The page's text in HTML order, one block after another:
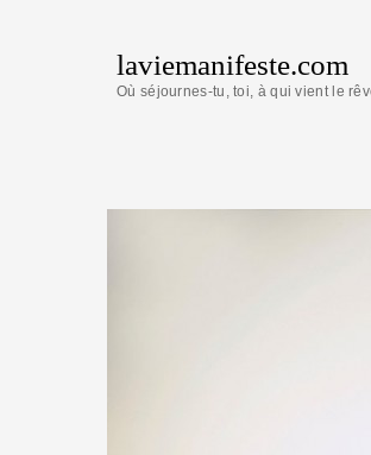
laviemanifeste.com
Où séjournes-tu, toi, à qui vient le